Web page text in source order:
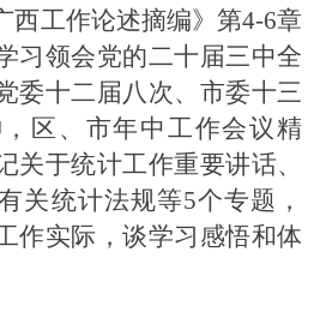
西工作论述摘编》第4-6章
习领会党的二十届三中全
委十二届八次、市委十三
区、市年中工作会议精
关于统计工作重要讲话、
关统计法规等5个专题，
作实际，谈学习感悟和体